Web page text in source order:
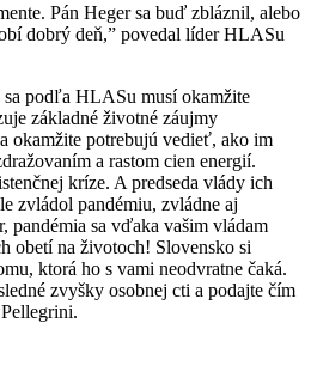
Pán Heger sa buď zbláznil, alebo
dobrý deň,” povedal líder HLASu
sa podľa HLASu musí okamžite
základné životné záujmy
okamžite potrebujú vedieť, ako im
a rastom cien energií.
kríze. A predseda vlády ich
zvládol pandémiu, zvládne aj
pandémia sa vďaka vašim vládam
obetí na životoch! Slovensko si
ktorá ho s vami neodvratne čaká.
zvyšky osobnej cti a podajte čím